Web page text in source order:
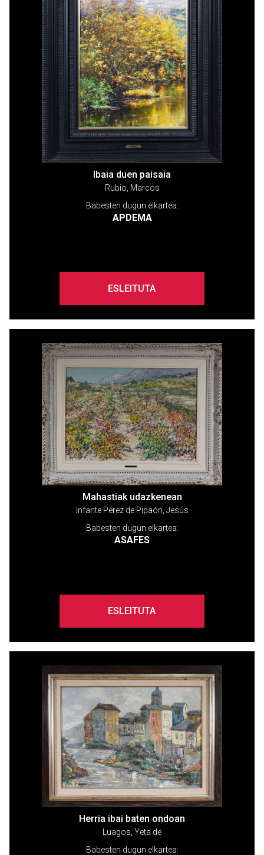
Ibaia duen paisaia
Rubio, Marcos
Babesten dugun elkartea:
APDEMA
ESLEITUTA
Mahastiak udazkenean
Infante Pérez de Pipaón, Jesús
Babesten dugun elkartea:
ASAFES
ESLEITUTA
Herria ibai baten ondoan
Luagos, Yeta de
Babesten dugun elkartea: